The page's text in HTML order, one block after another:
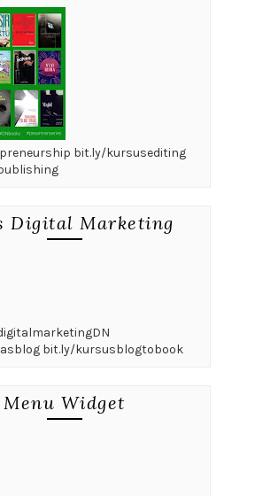
bit.ly/kursusediting
Digital Marketing
bit.ly/kursusblogtobook
Menu Widget